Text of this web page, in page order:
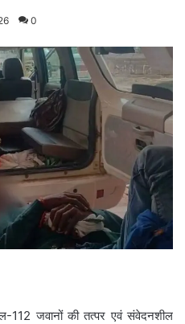
0
112 जवानों की तत्पर एवं संवेदनशील